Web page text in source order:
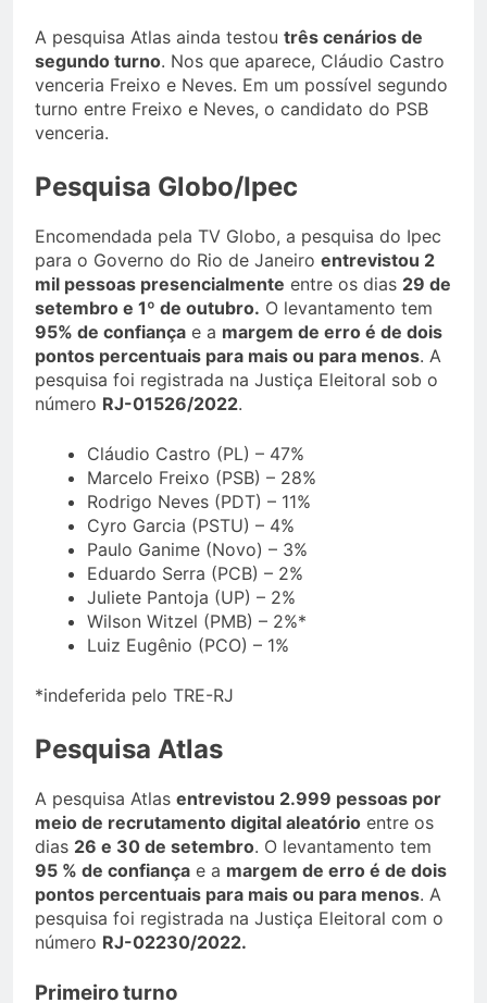
A pesquisa Atlas ainda testou três cenários de
segundo turno. Nos que aparece, Cláudio Castro
venceria Freixo e Neves. Em um possível segundo
turno entre Freixo e Neves, o candidato do PSB
venceria.
Pesquisa Globo/Ipec
Encomendada pela TV Globo, a pesquisa do Ipec
para o Governo do Rio de Janeiro entrevistou 2
mil pessoas presencialmente entre os dias 29 de
setembro e 1º de outubro. O levantamento tem
95% de confiança e a margem de erro é de dois
pontos percentuais para mais ou para menos. A
pesquisa foi registrada na Justiça Eleitoral sob o
número RJ-01526/2022.
Cláudio Castro (PL) – 47%
Marcelo Freixo (PSB) – 28%
Rodrigo Neves (PDT) – 11%
Cyro Garcia (PSTU) – 4%
Paulo Ganime (Novo) – 3%
Eduardo Serra (PCB) – 2%
Juliete Pantoja (UP) – 2%
Wilson Witzel (PMB) – 2%*
Luiz Eugênio (PCO) – 1%
*indeferida pelo TRE-RJ
Pesquisa Atlas
A pesquisa Atlas entrevistou 2.999 pessoas por
meio de recrutamento digital aleatório entre os
dias 26 e 30 de setembro. O levantamento tem
95 % de confiança e a margem de erro é de dois
pontos percentuais para mais ou para menos. A
pesquisa foi registrada na Justiça Eleitoral com o
número RJ-02230/2022.
Primeiro turno